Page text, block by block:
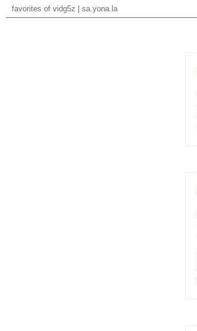
favorites of vidg5z sa.yona.la